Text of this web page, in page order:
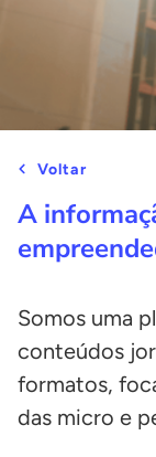
Voltar
A
Somos uma
conteúdos
formatos,
das micro e